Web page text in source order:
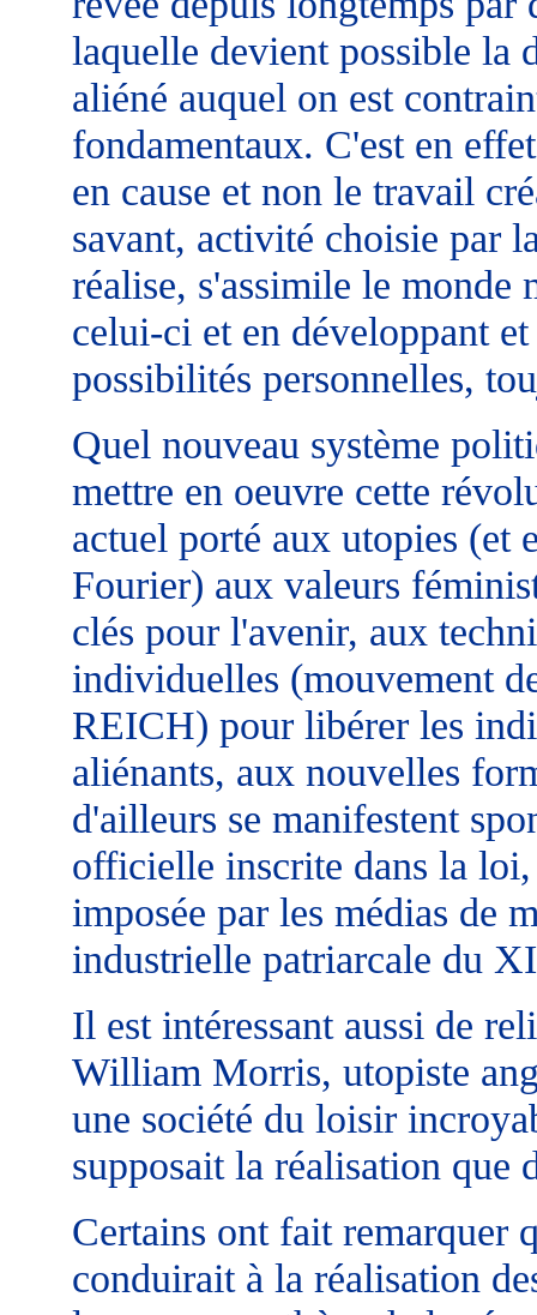
laquelle devient possible la
aliéné auquel on est
fondamentaux. C'est en
en cause et non le travail
savant, activité choisie par
réalise, s'assimile le monde
celui-ci et en développant
possibilités personnelles,
Quel nouveau système
mettre en oeuvre cette
actuel porté aux utopies (et
Fourier) aux valeurs
clés pour l'avenir, aux
individuelles (mouvement
REICH) pour libérer les
aliénants, aux nouvelles
d'ailleurs se manifestent
officielle inscrite dans la
imposée par les médias de
industrielle patriarcale du
Il est intéressant aussi de
William Morris, utopiste
une société du loisir
supposait la réalisation que
Certains ont fait remarquer
conduirait à la réalisation